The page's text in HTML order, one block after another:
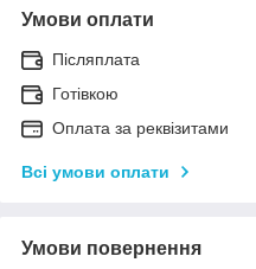
Умови оплати
Післяплата
Готівкою
Оплата за реквізитами
Всі умови оплати
Умови повернення